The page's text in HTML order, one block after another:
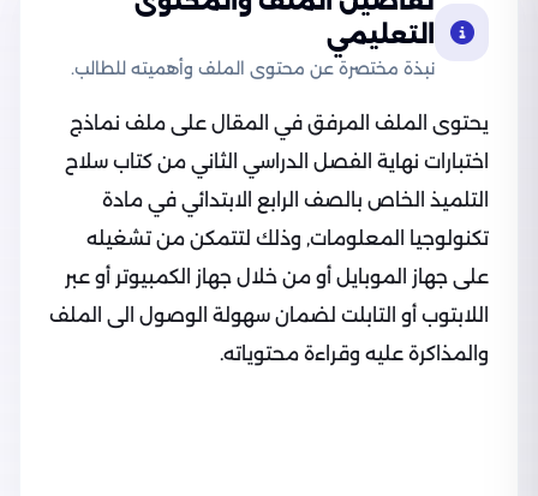
التعليمي
نبذة مختصرة عن محتوى الملف وأهميته للطالب.
يحتوى الملف المرفق في المقال على ملف نماذج
اختبارات نهاية الفصل الدراسي الثاني من كتاب سلاح
التلميذ الخاص بالصف الرابع الابتدائي في مادة
تكنولوجيا المعلومات, وذلك لتتمكن من تشغيله
على جهاز الموبايل أو من خلال جهاز الكمبيوتر أو عبر
اللابتوب أو التابلت لضمان سهولة الوصول الى الملف
والمذاكرة عليه وقراءة محتوياته.